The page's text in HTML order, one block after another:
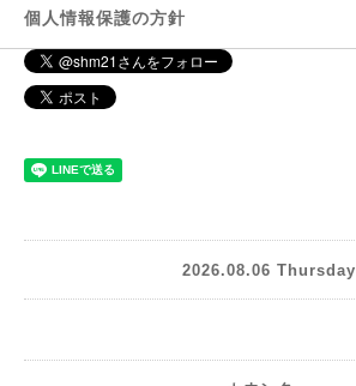
個人情報保護の方針
2026.08.06 Thursday